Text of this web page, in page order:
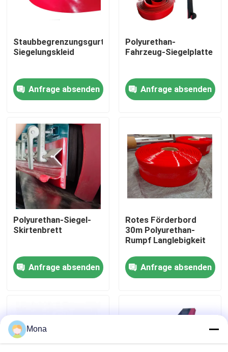
Startseite
Produkte
Videos
Über uns
Fabrik Tour
Qualitätskontrolle
Keramische Abnutzungszwischenlage
Tonerde-keramische Zwischenlage
Staubbegrenzungsgurt-
Siegelungskleid
Anfrage absenden
Polyurethan-
Fahrzeug-Siegelplatte
Anfrage absenden
Polyurethan-Siegel-
Skirtenbrett
Anfrage absenden
Rotes Förderbord
30m Polyurethan-
Rumpf Langlebigkeit
Anfrage absenden
Mona